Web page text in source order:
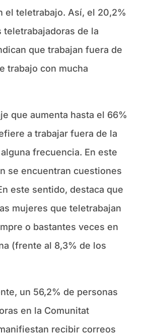
el teletrabajo. Así, el 20,2%
teletrabajadoras de la
que trabajan fuera de
trabajo con mucha
que aumenta hasta el 66%
a trabajar fuera de la
frecuencia. En este
se encuentran cuestiones
este sentido, destaca que
mujeres que teletrabajan
o bastantes veces en
(frente al 8,3% de los
un 56,2% de personas
en la Comunitat
recibir correos